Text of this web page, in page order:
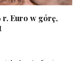
Euro w górę,